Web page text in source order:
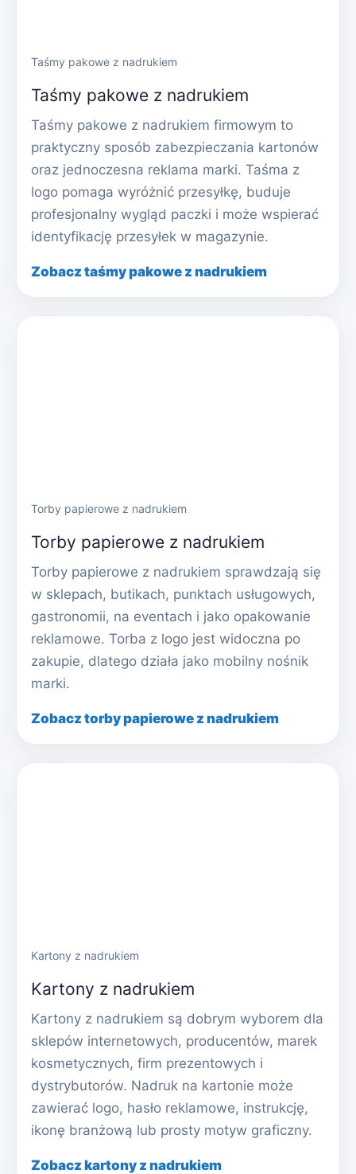
Taśmy pakowe z nadrukiem
Taśmy pakowe z nadrukiem
Taśmy pakowe z nadrukiem firmowym to
praktyczny sposób zabezpieczania kartonów
oraz jednoczesna reklama marki. Taśma z
logo pomaga wyróżnić przesyłkę, buduje
profesjonalny wygląd paczki i może wspierać
identyfikację przesyłek w magazynie.
Zobacz taśmy pakowe z nadrukiem
Torby papierowe z nadrukiem
Torby papierowe z nadrukiem
Torby papierowe z nadrukiem sprawdzają się
w sklepach, butikach, punktach usługowych,
gastronomii, na eventach i jako opakowanie
reklamowe. Torba z logo jest widoczna po
zakupie, dlatego działa jako mobilny nośnik
marki.
Zobacz torby papierowe z nadrukiem
Kartony z nadrukiem
Kartony z nadrukiem
Kartony z nadrukiem są dobrym wyborem dla
sklepów internetowych, producentów, marek
kosmetycznych, firm prezentowych i
dystrybutorów. Nadruk na kartonie może
zawierać logo, hasło reklamowe, instrukcję,
ikonę branżową lub prosty motyw graficzny.
Zobacz kartony z nadrukiem